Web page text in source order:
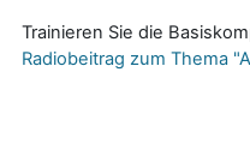
Trainieren Sie die
Radiobeitrag zum Thema